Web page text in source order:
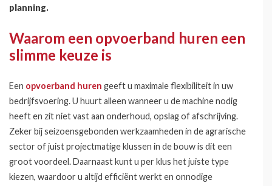
planning.
Waarom een opvoerband huren een
slimme keuze is
Een opvoerband huren geeft u maximale flexibiliteit in uw
bedrijfsvoering. U huurt alleen wanneer u de machine nodig
heeft en zit niet vast aan onderhoud, opslag of afschrijving.
Zeker bij seizoensgebonden werkzaamheden in de agrarische
sector of juist projectmatige klussen in de bouw is dit een
groot voordeel. Daarnaast kunt u per klus het juiste type
kiezen, waardoor u altijd efficiënt werkt en onnodige